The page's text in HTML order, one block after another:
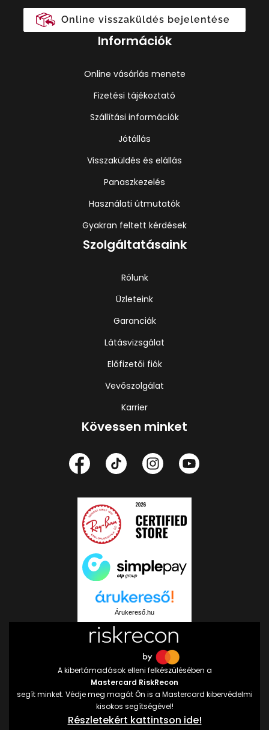
Online visszaküldés bejelentése
Információk
Online vásárlás menete
Fizetési tájékoztató
Szállítási információk
Jótállás
Visszaküldés és elállás
Panaszkezelés
Használati útmutatók
Gyakran feltett kérdések
Szolgáltatásaink
Rólunk
Üzleteink
Garanciák
Látásvizsgálat
Előfizetői fiók
Vevőszolgálat
Karrier
Kövessen minket
Árukereső.hu
A kibertámadások elleni felkészülésében a
Mastercard RiskRecon
segít minket. Védje meg magát Ön is a Mastercard kibervédelmi
kisokos segítségével!
Részletekért kattintson ide!